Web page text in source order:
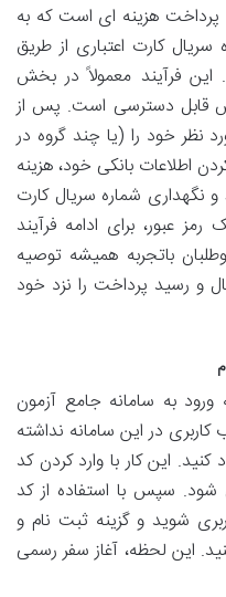
پرداخت هزینه ای است که به
کارت اعتباری از طریق
فرآیند معمولاً در بخش
قابل دسترسی است. پس از
نظر خود را (یا چند گروه در
اطلاعات بانکی خود، هزینه
نگهداری شماره سریال کارت
عبور، برای ادامه فرآیند
باتجربه همیشه توصیه
و رسید پرداخت را نزد خود
به سامانه جامع آزمون
در این سامانه نداشته
این کار با وارد کردن کد
شود. سپس با استفاده از کد
شوید و گزینه ثبت نام و
این لحظه، آغاز سفر رسمی